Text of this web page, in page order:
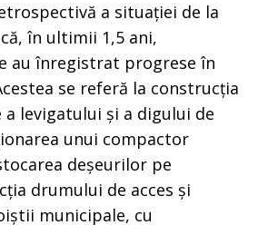
a situației de la
în ultimii 1,5 ani,
au înregistrat progrese în
se referă la construcția
levigatului și a digului de
unui compactor
deșeurilor pe
drumului de acces și
municipale, cu